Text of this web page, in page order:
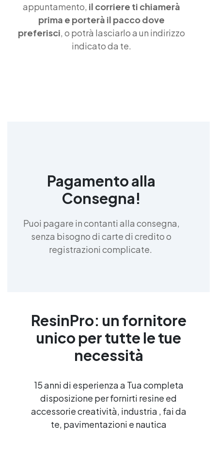
appuntamento, il corriere ti chiamerà
prima e porterà il pacco dove
preferisci, o potrà lasciarlo a un indirizzo
indicato da te.
Pagamento alla
Consegna!
Puoi pagare in contanti alla consegna,
senza bisogno di carte di credito o
registrazioni complicate.
ResinPro: un fornitore
unico per tutte le tue
necessità
15 anni di esperienza a Tua completa
disposizione per fornirti resine ed
accessorie creatività, industria , fai da
te, pavimentazioni e nautica